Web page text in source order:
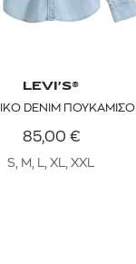
LEVI'S®
DENIM ΠΟΥΚΑΜΙΣΟ
85,00 €
S, M, L, XL, XXL